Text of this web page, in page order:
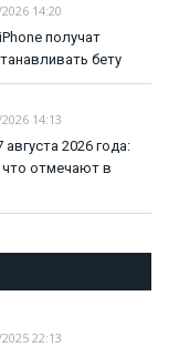
14:20
получат
бету
14:13
2026 года:
что отмечают в
22:13